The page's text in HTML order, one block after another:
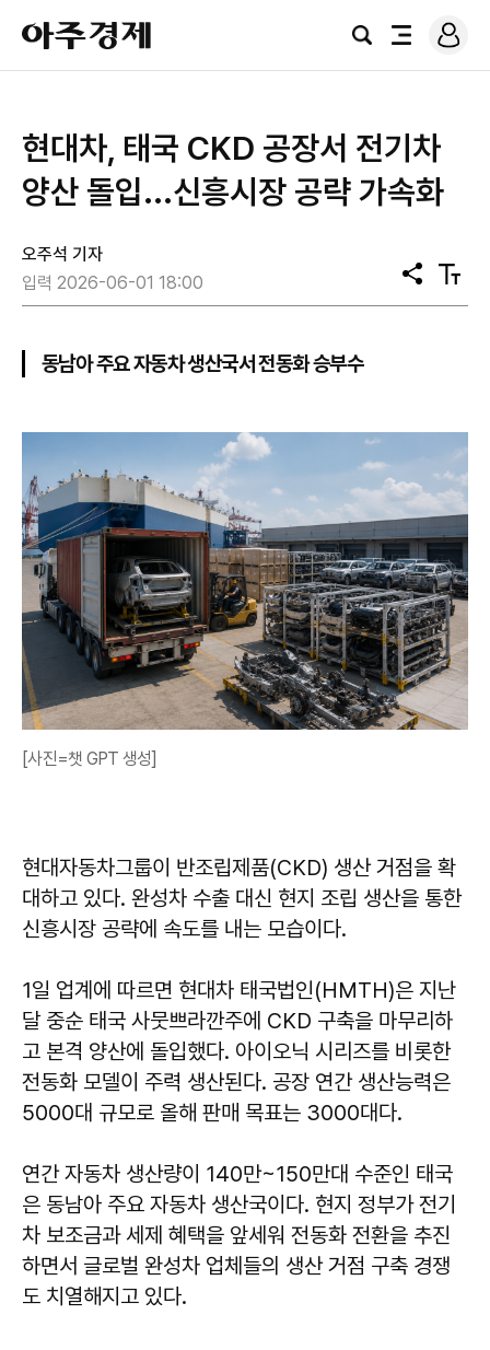
아
주
경
검
전
로
그
현대차, 태국 CKD 공장서 전기차
양산 돌입...신흥시장 공략 가속화
오주석 기자
입력 2026-06-01 18:00
공
유
텍
스
동남아 주요 자동차 생산국서 전동화 승부수
[사진=챗 GPT 생성]
현대자동차그룹이 반조립제품(CKD) 생산 거점을 확
대하고 있다. 완성차 수출 대신 현지 조립 생산을 통한
신흥시장 공략에 속도를 내는 모습이다.
1일 업계에 따르면 현대차 태국법인(HMTH)은 지난
달 중순 태국 사뭇쁘라깐주에 CKD 구축을 마무리하
고 본격 양산에 돌입했다. 아이오닉 시리즈를 비롯한
전동화 모델이 주력 생산된다. 공장 연간 생산능력은
5000대 규모로 올해 판매 목표는 3000대다.
연간 자동차 생산량이 140만~150만대 수준인 태국
은 동남아 주요 자동차 생산국이다. 현지 정부가 전기
차 보조금과 세제 혜택을 앞세워 전동화 전환을 추진
하면서 글로벌 완성차 업체들의 생산 거점 구축 경쟁
도 치열해지고 있다.